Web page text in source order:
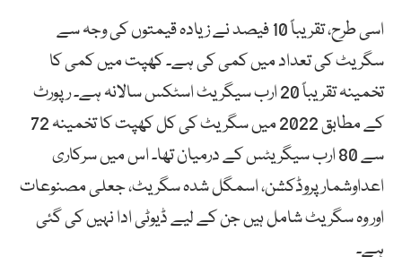
اسی طرح، تقریباً 10 فیصد نے زیادہ قیمتوں کی وجہ سے
سگریٹ کی تعداد میں کمی کی ہے۔ کھپت میں کمی کا
تخمینہ تقریباً 20 ارب سیگریٹ اسٹکس سالانہ ہے۔ رپورٹ
کے مطابق 2022 میں سگریٹ کی کل کھپت کا تخمینہ 72
سے 80 ارب سیگریٹس کے درمیان تھا۔ اس میں سرکاری
اعداوشمار پروڈکشن، اسمگل شدہ سگریٹ، جعلی مصنوعات
اور وہ سگریٹ شامل ہیں جن کے لیے ڈیوٹی ادا نہیں کی گئی
ہے۔